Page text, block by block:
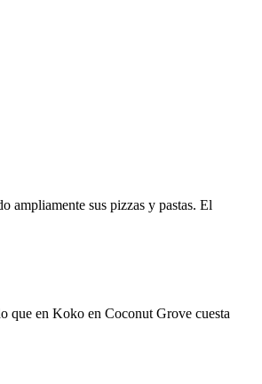
ampliamente sus pizzas y pastas. El
que en Koko en Coconut Grove cuesta